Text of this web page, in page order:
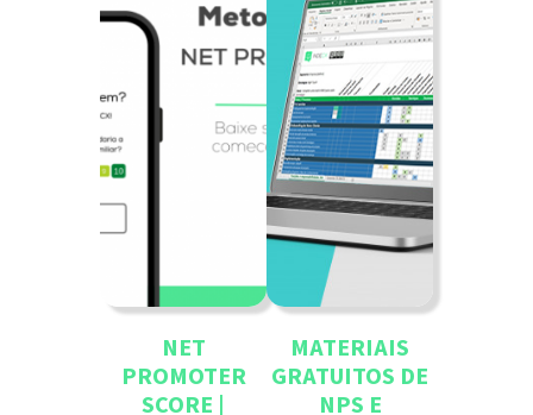
NET
PROMOTER
SCORE |
MATERIAIS
GRATUITOS DE
NPS E